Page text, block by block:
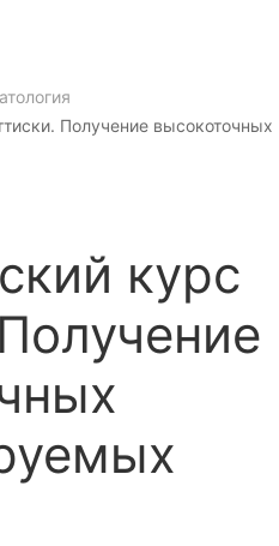
Получение
курс